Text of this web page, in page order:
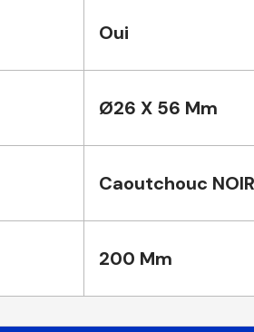
Oui
Ø26 X 56 Mm
Caoutchouc NOIR
200 Mm